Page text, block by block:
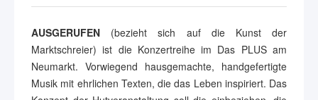
AUSGERUFEN (bezieht sich auf die Kunst der
Marktschreier) ist die Konzertreihe im Das PLUS am
Neumarkt. Vorwiegend hausgemachte, handgefertigte
Musik mit ehrlichen Texten, die das Leben inspiriert. Das